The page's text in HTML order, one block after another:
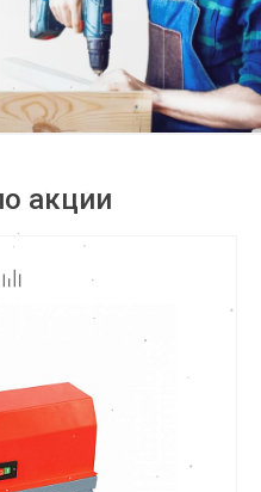
акции